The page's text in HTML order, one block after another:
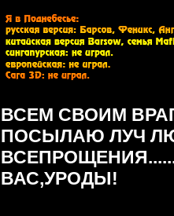
ВСЕМ СВОИМ
ПОСЫЛАЮ ЛУЧ
ВАС,УРОДЫ!